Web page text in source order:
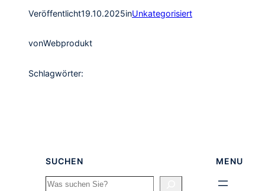
Veröffentlicht19.10.2025inUnkategorisiert
vonWebprodukt
Schlagwörter:
SUCHEN
Search
MENU